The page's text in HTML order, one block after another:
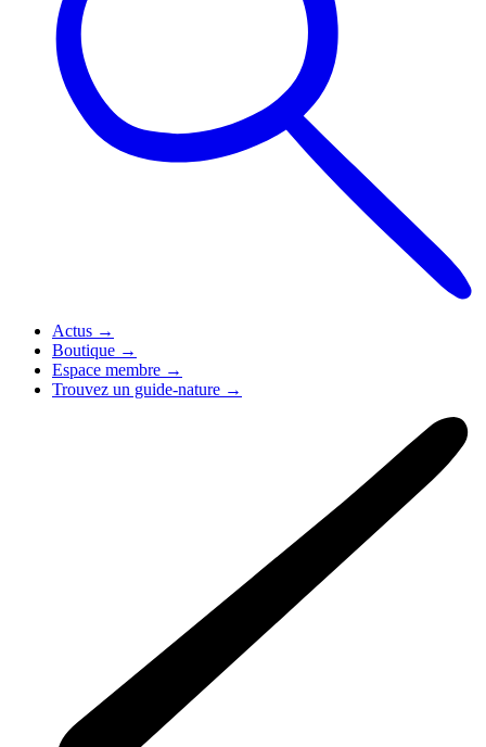
Actus →
Boutique →
Espace membre →
Trouvez un guide-nature →